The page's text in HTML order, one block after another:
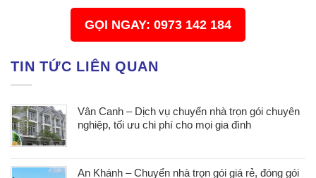
GỌI NGAY: 0973 142 184
TIN TỨC LIÊN QUAN
Vân Canh – Dịch vụ chuyển nhà trọn gói chuyên
nghiệp, tối ưu chi phí cho mọi gia đình
An Khánh – Chuyển nhà trọn gói giá rẻ, đóng gói